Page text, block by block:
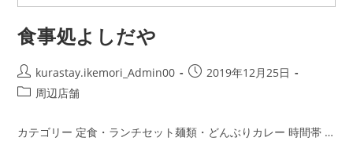
食事処よしだや
kurastay.ikemori_Admin00
2019年12月25日
周辺店舗
カテゴリー 定食・ランチセット麺類・どんぶりカレー 時間帯 …